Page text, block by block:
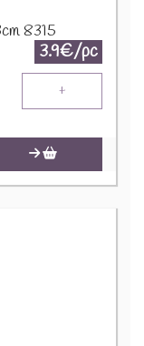
8315
3.9€/pc
+